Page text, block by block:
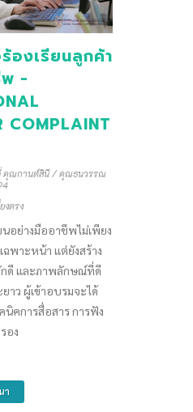
องเรียนลูกค้า
พ -
COMPLAINT
คุณกานต์สินี / คุณธนวรรณ
งตรง
อย่างมืออาชีพไม่เพียง
พาะหน้า แต่ยังสร้าง
กดี และภาพลักษณ์ที่ดี
าว ผู้เข้าอบรมจะได้
นิคการสื่อสาร การฟัง
อง
า